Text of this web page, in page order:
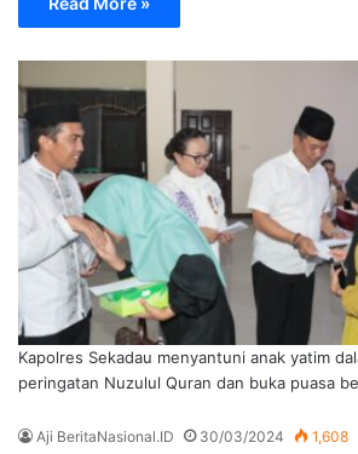
Kapolres Sekadau menyantuni anak yatim
peringatan Nuzulul Quran dan buka puasa
Aji BeritaNasional.ID 30/03/2024 1,608